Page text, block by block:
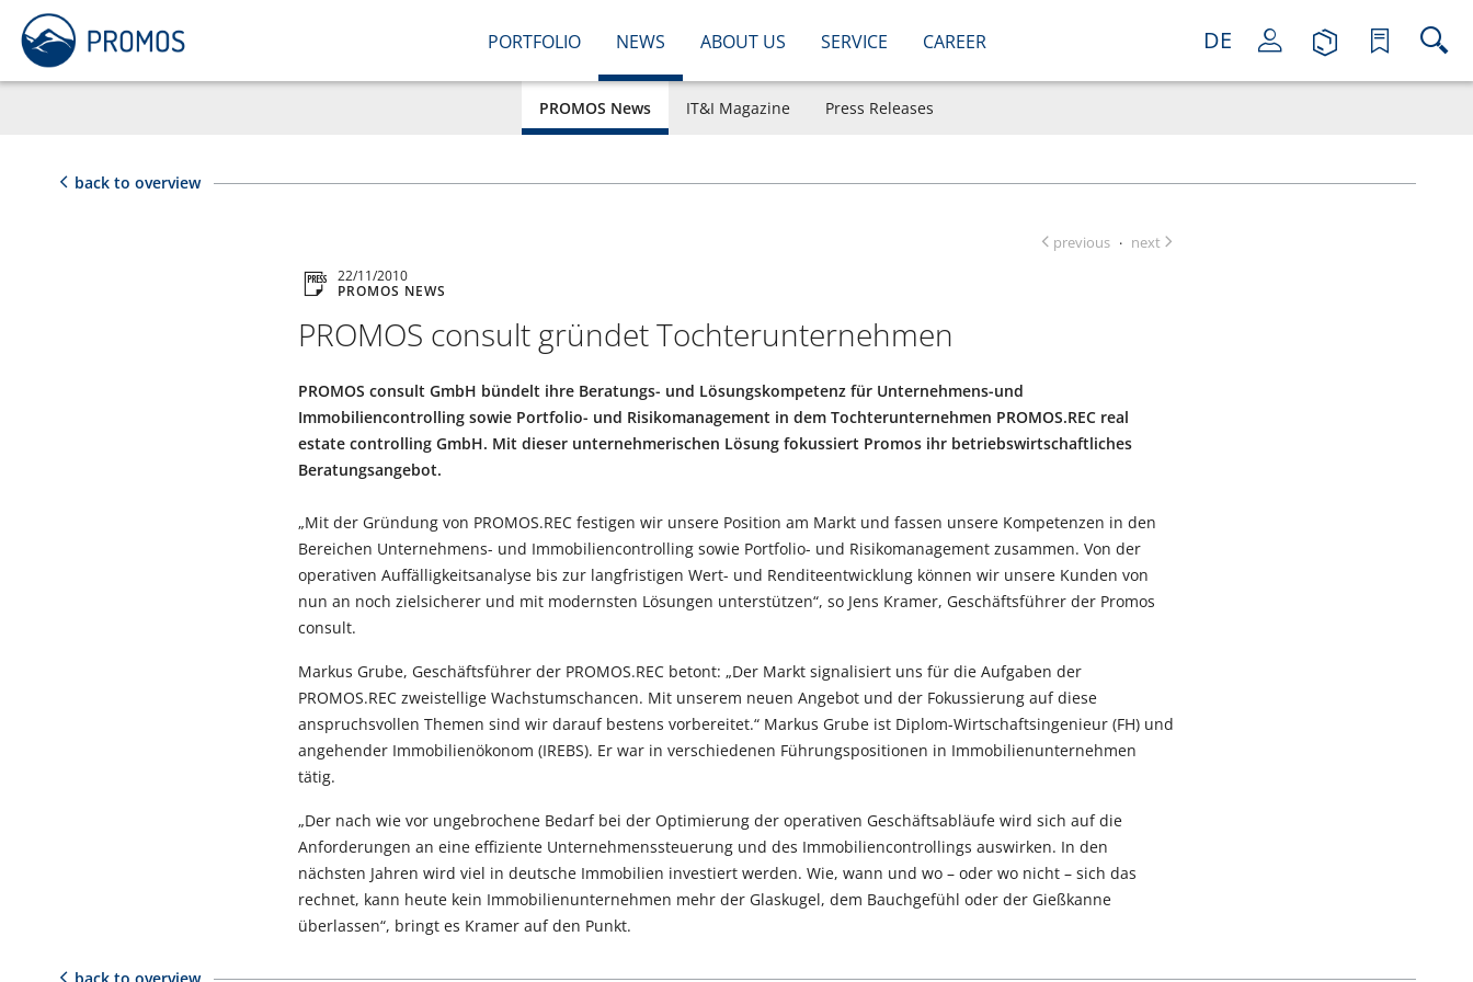
PORTFOLIO NEWS ABOUT US SERVICE CAREER DE
PROMOS News IT&I Magazine Press Releases
back to overview
previous · next
22/11/2010
PROMOS NEWS
PROMOS consult gründet Tochterunternehmen
PROMOS consult GmbH bündelt ihre Beratungs- und Lösungskompetenz für Unternehmens-und
Immobiliencontrolling sowie Portfolio- und Risikomanagement in dem Tochterunternehmen PROMOS.REC real
estate controlling GmbH. Mit dieser unternehmerischen Lösung fokussiert Promos ihr betriebswirtschaftliches
Beratungsangebot.
„Mit der Gründung von PROMOS.REC festigen wir unsere Position am Markt und fassen unsere Kompetenzen in den
Bereichen Unternehmens- und Immobiliencontrolling sowie Portfolio- und Risikomanagement zusammen. Von der
operativen Auffälligkeitsanalyse bis zur langfristigen Wert- und Renditeentwicklung können wir unsere Kunden von
nun an noch zielsicherer und mit modernsten Lösungen unterstützen“, so Jens Kramer, Geschäftsführer der Promos
consult.
Markus Grube, Geschäftsführer der PROMOS.REC betont: „Der Markt signalisiert uns für die Aufgaben der
PROMOS.REC zweistellige Wachstumschancen. Mit unserem neuen Angebot und der Fokussierung auf diese
anspruchsvollen Themen sind wir darauf bestens vorbereitet.“ Markus Grube ist Diplom-Wirtschaftsingenieur (FH) und
angehender Immobilienökonom (IREBS). Er war in verschiedenen Führungspositionen in Immobilienunternehmen
tätig.
„Der nach wie vor ungebrochene Bedarf bei der Optimierung der operativen Geschäftsabläufe wird sich auf die
Anforderungen an eine effiziente Unternehmenssteuerung und des Immobiliencontrollings auswirken. In den
nächsten Jahren wird viel in deutsche Immobilien investiert werden. Wie, wann und wo – oder wo nicht – sich das
rechnet, kann heute kein Immobilienunternehmen mehr der Glaskugel, dem Bauchgefühl oder der Gießkanne
überlassen“, bringt es Kramer auf den Punkt.